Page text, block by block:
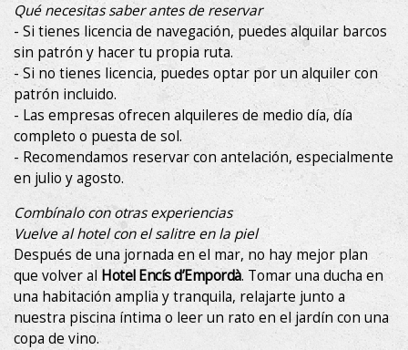
Qué necesitas saber antes de reservar
- Si tienes licencia de navegación, puedes alquilar barcos
sin patrón y hacer tu propia ruta.
- Si no tienes licencia, puedes optar por un alquiler con
patrón incluido.
- Las empresas ofrecen alquileres de medio día, día
completo o puesta de sol.
- Recomendamos reservar con antelación, especialmente
en julio y agosto.
Combínalo con otras experiencias
Vuelve al hotel con el salitre en la piel
Después de una jornada en el mar, no hay mejor plan
que volver al Hotel Encís d’Empordà. Tomar una ducha en
una habitación amplia y tranquila, relajarte junto a
nuestra piscina íntima o leer un rato en el jardín con una
copa de vino.